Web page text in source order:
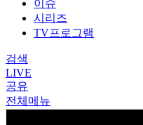
이슈
시리즈
TV프로그램
검색
LIVE
공유
전체메뉴